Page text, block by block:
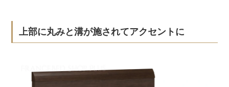
上部に丸みと溝が施されてアクセントに